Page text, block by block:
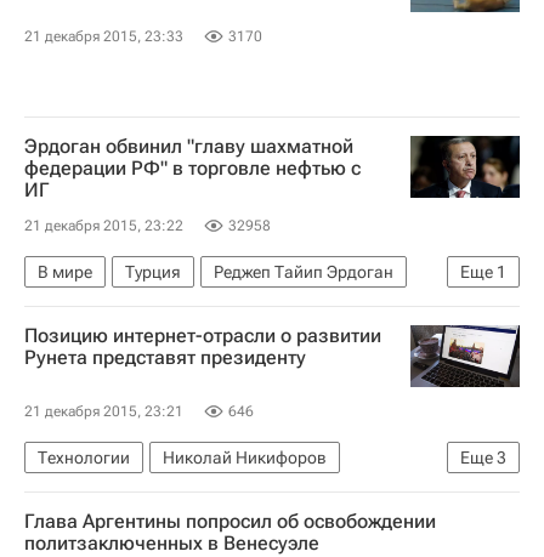
21 декабря 2015, 23:33 3170
Эрдоган обвинил "главу шахматной
федерации РФ" в торговле нефтью с
ИГ
21 декабря 2015, 23:22 32958
Еще 1
В мире Турция
Реджеп Тайип Эрдоган
Исламское государство*
Позицию интернет-отрасли о развитии
Рунета представят президенту
21 декабря 2015, 23:21 646
Еще3
Технологии
Николай Никифоров
Вячеслав Володин
Институт развития интернета
Россия
Глава Аргентины попросил об освобождении
политзаключенных в Венесуэле